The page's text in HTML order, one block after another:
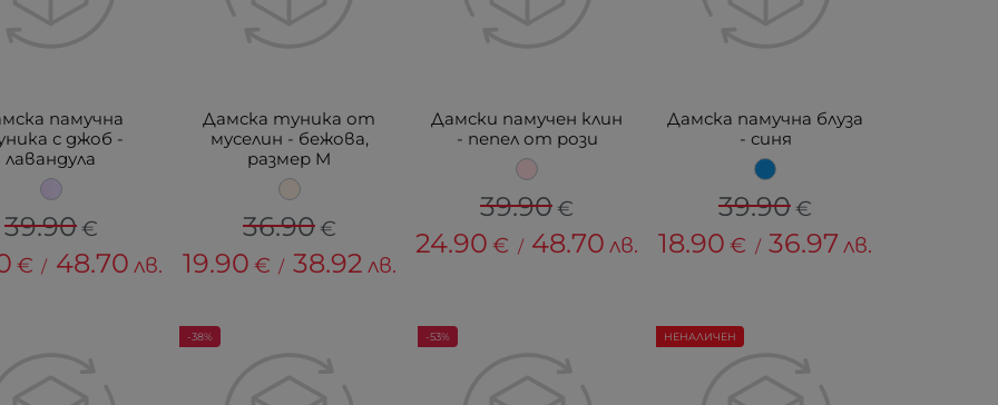
памучна
с джоб -
лавандула
39.90€
€ / 48.70 лв.
Дамска туника от
муселин - бежова,
размер M
36.90€
19.90 € / 38.92 лв.
Дамски памучен клин
- пепел от рози
39.90€
24.90 € / 48.70 лв.
Дамска памучна блуза
- синя
39.90€
18.90 € / 36.97 лв.
-38% -53% НЕНАЛИЧЕН